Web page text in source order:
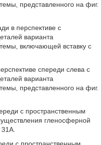
представленного на фиг.
в перспективе с
варианта
включающей вставку с
спереди слева с
варианта
представленного на фиг.
с пространственным
гленосферной